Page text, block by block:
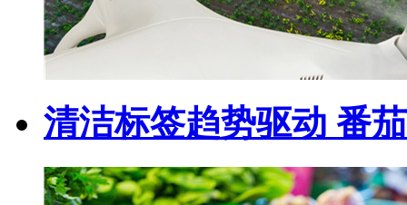
清洁标签趋势驱动 番